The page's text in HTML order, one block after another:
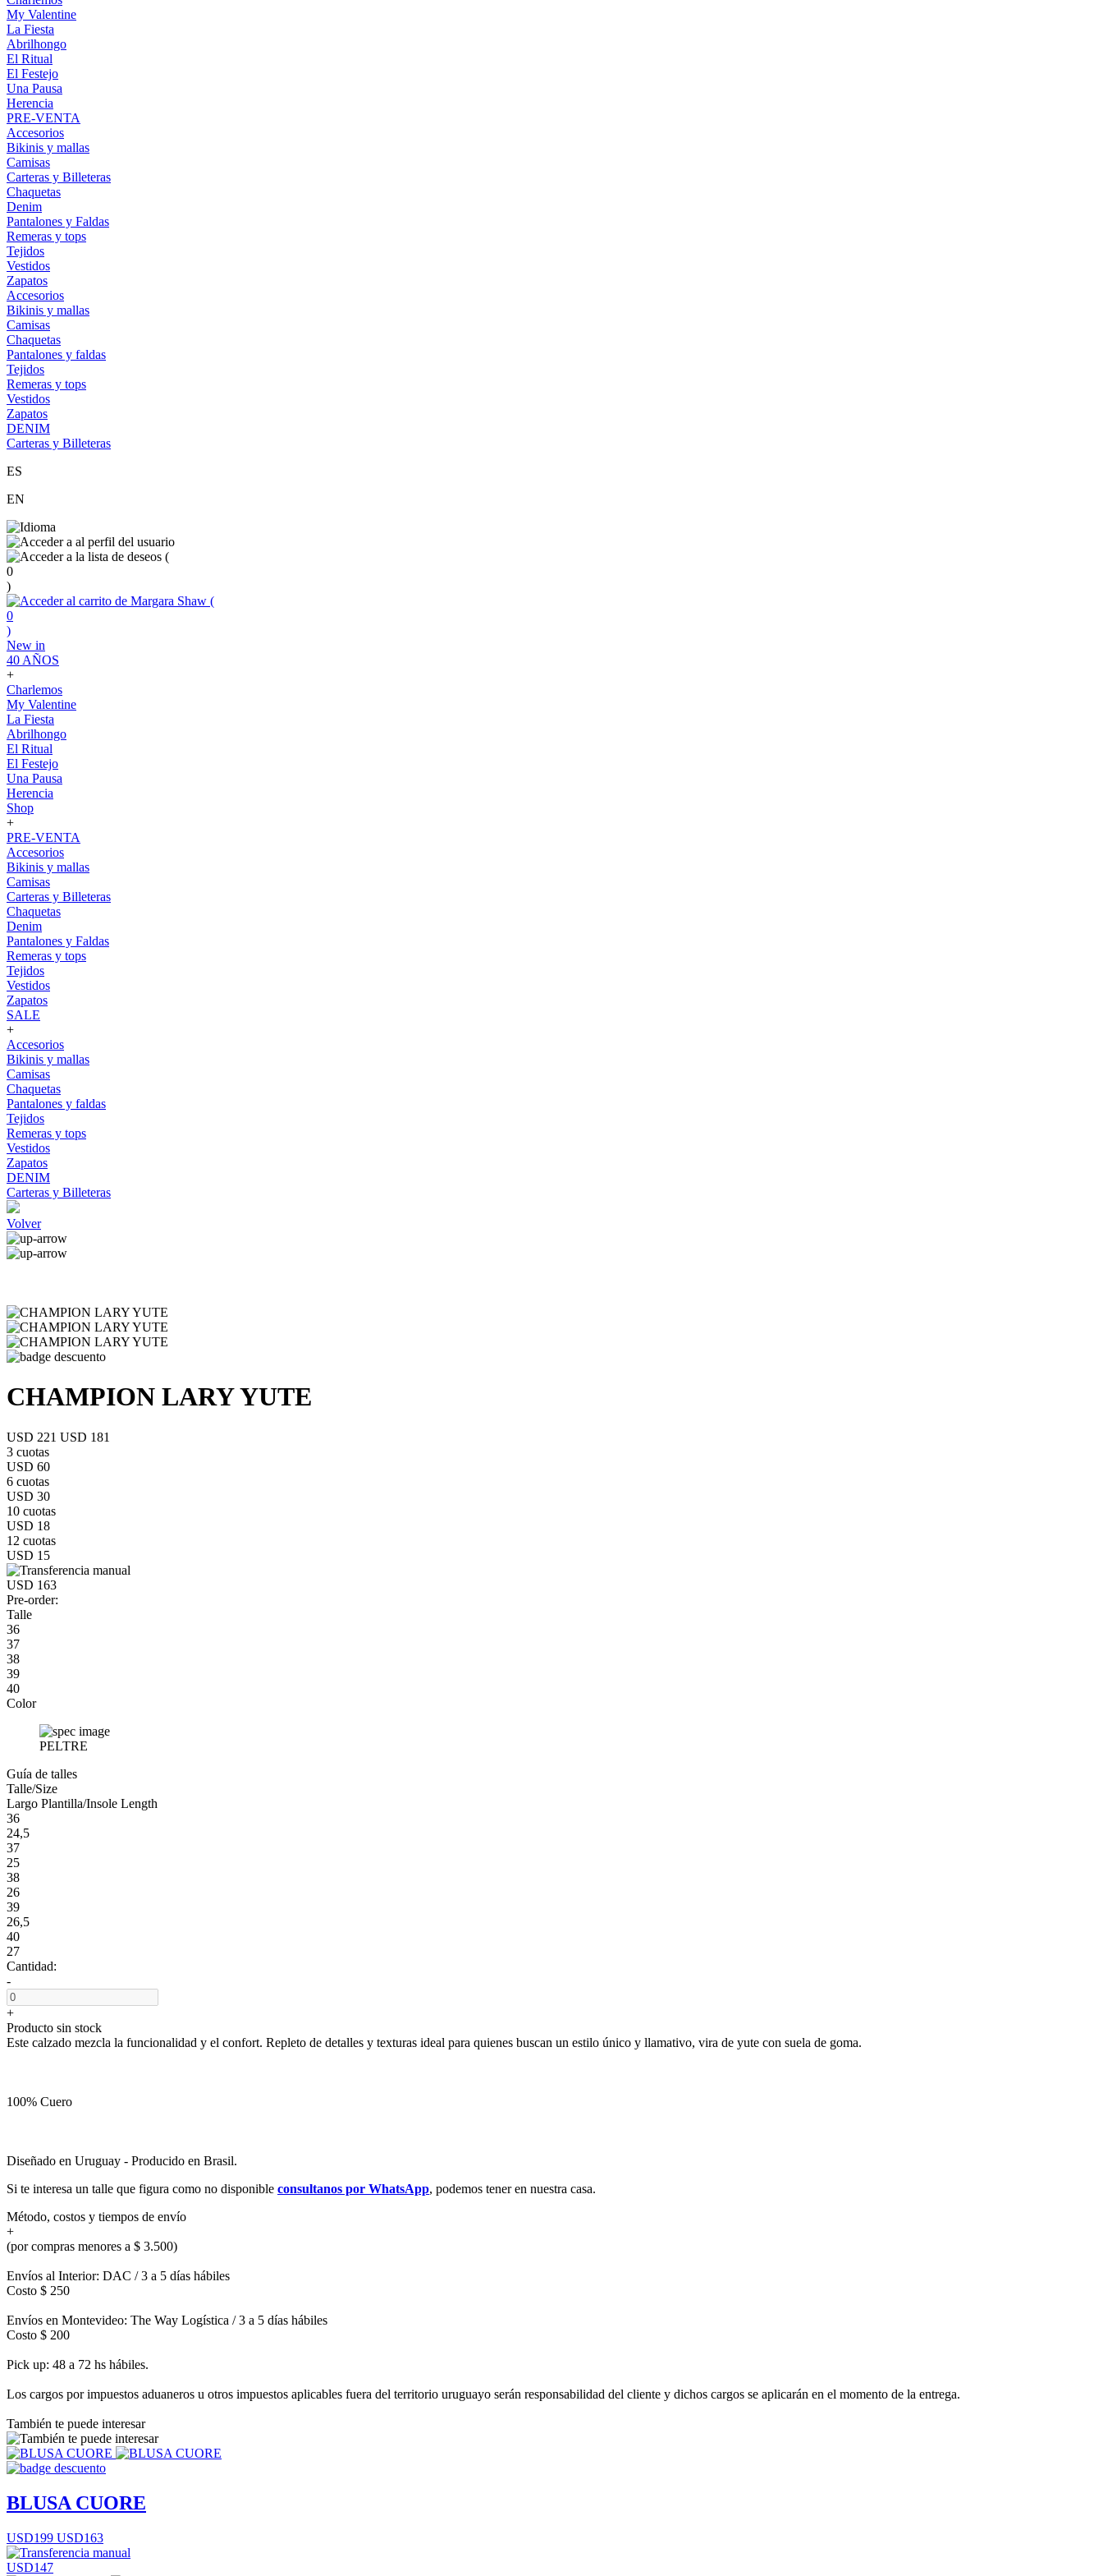
My Valentine
La Fiesta
Abrilhongo
El Ritual
El Festejo
Una Pausa
Herencia
PRE-VENTA
Accesorios
Bikinis y mallas
Camisas
Carteras y Billeteras
Chaquetas
Denim
Pantalones y Faldas
Remeras y tops
Tejidos
Vestidos
Zapatos
Accesorios
Bikinis y mallas
Camisas
Chaquetas
Pantalones y faldas
Tejidos
Remeras y tops
Vestidos
Zapatos
DENIM
Carteras y Billeteras
ES
EN
(
0
)
(
0
)
New in
40 AÑOS
+
Charlemos
My Valentine
La Fiesta
Abrilhongo
El Ritual
El Festejo
Una Pausa
Herencia
Shop
+
PRE-VENTA
Accesorios
Bikinis y mallas
Camisas
Carteras y Billeteras
Chaquetas
Denim
Pantalones y Faldas
Remeras y tops
Tejidos
Vestidos
Zapatos
SALE
+
Accesorios
Bikinis y mallas
Camisas
Chaquetas
Pantalones y faldas
Tejidos
Remeras y tops
Vestidos
Zapatos
DENIM
Carteras y Billeteras
Volver
CHAMPION LARY YUTE
USD 221 USD 181
3 cuotas
USD 60
6 cuotas
USD 30
10 cuotas
USD 18
12 cuotas
USD 15
USD 163
Pre-order:
Talle
36
37
38
39
40
Color
PELTRE
Guía de talles
Talle/Size
Largo Plantilla/Insole Length
36
24,5
37
25
38
26
39
26,5
40
27
Cantidad:
-
+
Producto sin stock
Este calzado mezcla la funcionalidad y el confort. Repleto de detalles y texturas ideal para quienes buscan un estilo único y llamativo, vira de yute con suela de goma.
100% Cuero
Diseñado en Uruguay - Producido en Brasil.
Si te interesa un talle que figura como no disponible consultanos por WhatsApp, podemos tener en nuestra casa.
Método, costos y tiempos de envío
+
(por compras menores a $ 3.500)
Envíos al Interior: DAC / 3 a 5 días hábiles
Costo $ 250
Envíos en Montevideo: The Way Logística / 3 a 5 días hábiles
Costo $ 200
Pick up: 48 a 72 hs hábiles.
Los cargos por impuestos aduaneros u otros impuestos aplicables fuera del territorio uruguayo serán responsabilidad del cliente y dichos cargos se aplicarán en el momento de la entrega.
También te puede interesar
BLUSA CUORE
USD199 USD163
USD147